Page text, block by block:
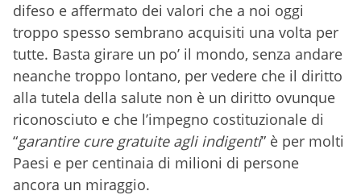
difeso e affermato dei valori che a noi oggi
troppo spesso sembrano acquisiti una volta per
tutte. Basta girare un po’ il mondo, senza andare
neanche troppo lontano, per vedere che il diritto
alla tutela della salute non è un diritto ovunque
riconosciuto e che l’impegno costituzionale di
“garantire cure gratuite agli indigenti” è per molti
Paesi e per centinaia di milioni di persone
ancora un miraggio.